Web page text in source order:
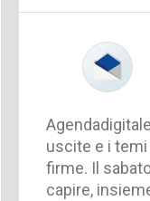
uscite e i
firme. Il
capire,